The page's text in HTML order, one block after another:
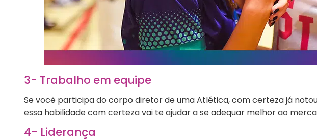
3- Trabalho em equipe
Se você participa do corpo diretor de uma Atlética, com certeza já
essa habilidade com certeza vai te ajudar a se adequar melhor ao
4- Liderança